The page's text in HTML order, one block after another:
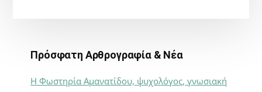
Πρόσφατη Αρθρογραφία & Νέα
Η Φωστηρία Αμανατίδου, ψυχολόγος, γνωσιακή